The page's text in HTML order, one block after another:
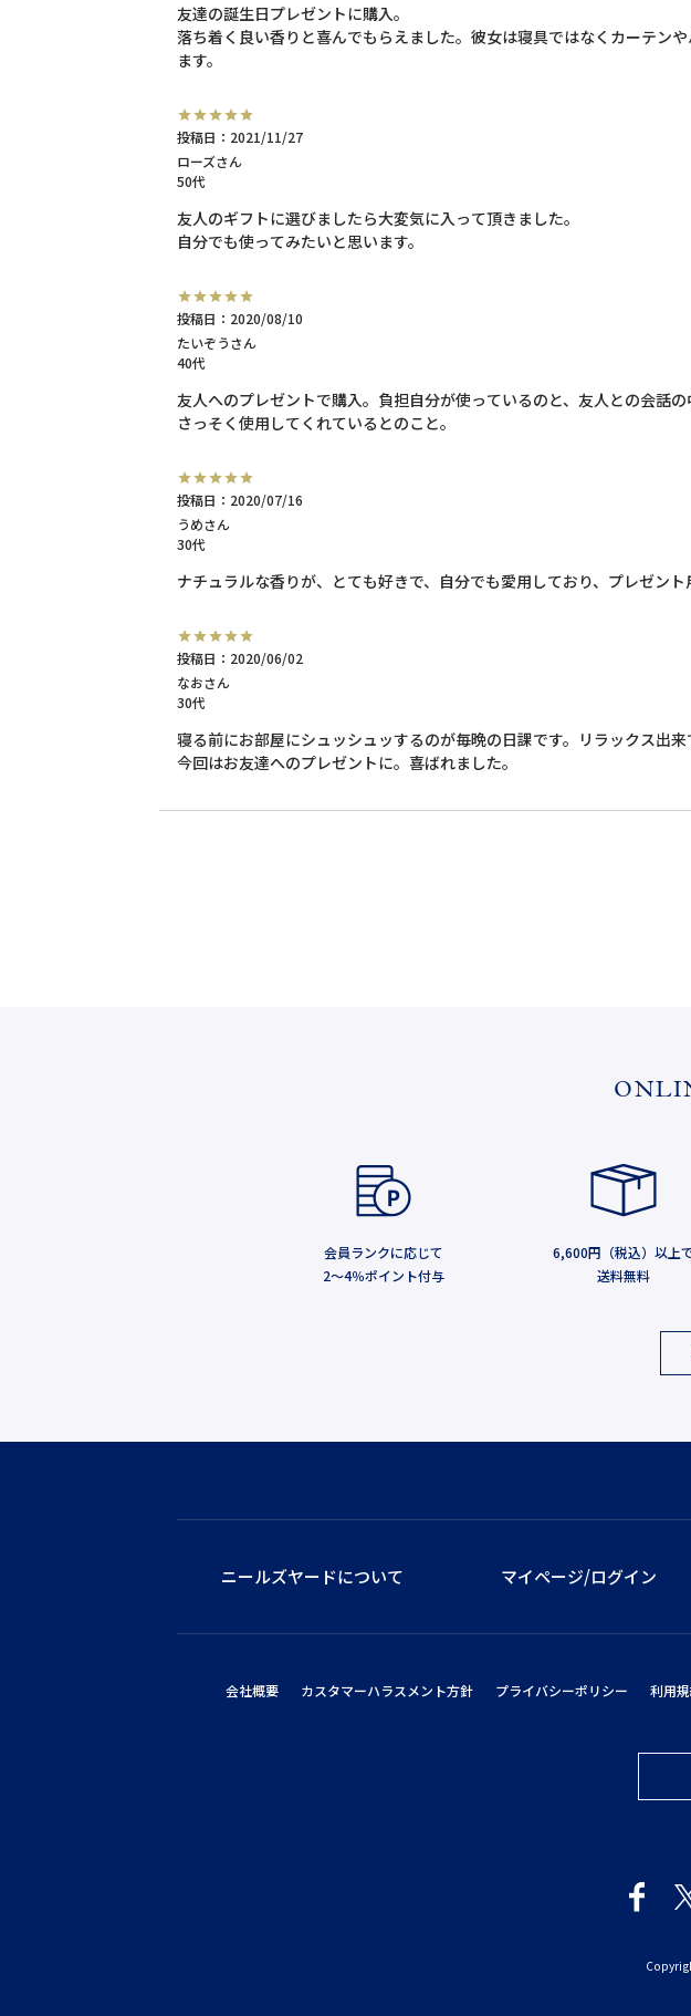
友達の誕生日プレゼントに購入。
落ち着く良い香りと喜んでもらえました。彼女は寝具ではなくカーテン
ます。
ローズ
50代
投稿日 2021/11/27
友人のギフトに選びましたら大変気に入って頂きました。
自分でも使ってみたいと思います。
たいぞう
40代
投稿日 2020/08/10
友人へのプレゼントで購入。負担自分が使っているのと、友人との会話の
さっそく使用してくれているとのこと。
うめ
30代
投稿日 2020/07/16
ナチュラルな香りが、とても好きで、自分でも愛用しており、プレゼン
なお
30代
投稿日 2020/06/02
寝る前にお部屋にシュッシュッするのが毎晩の日課です。リラックス出来
今回はお友達へのプレゼントに。喜ばれました。
会員ランクに応じて
2～4％ポイント付与
6,600円（税込）以上
送料無料
ニールズヤードについて マイページ/ログイン
会社概要 カスタマーハラスメント方針 プライバシーポリシー 利用